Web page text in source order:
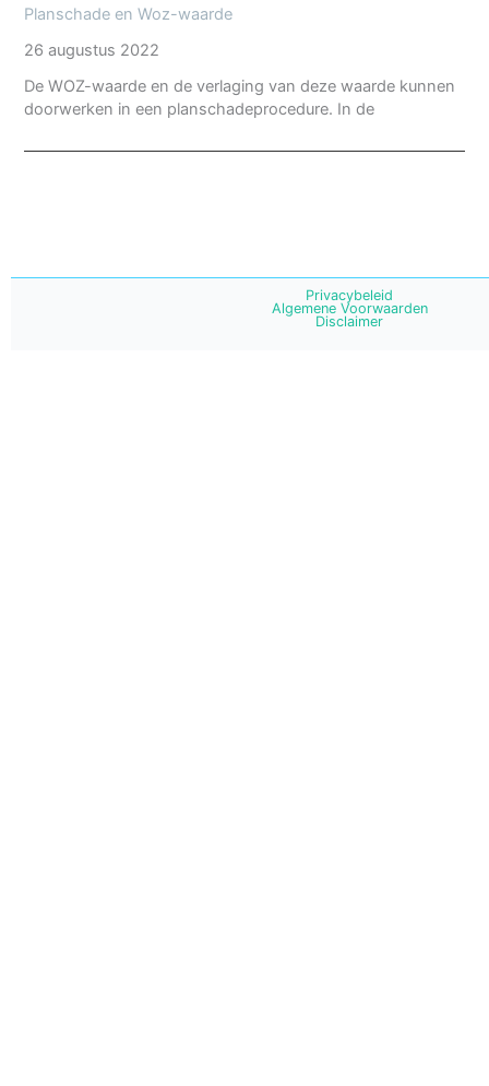
Planschade en Woz-waarde
26 augustus 2022
De WOZ-waarde en de verlaging van deze waarde kunnen
doorwerken in een planschadeprocedure. In de
Privacybeleid
Algemene Voorwaarden
Disclaimer